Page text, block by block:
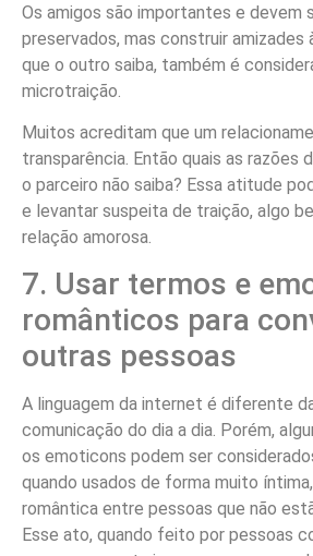
Os amigos são importantes e devem
preservados, mas construir amizades
que o outro saiba, também é
microtraição.
Muitos acreditam que um
transparência. Então quais as razões
o parceiro não saiba? Essa atitude
e levantar suspeita de traição, algo
relação amorosa.
7. Usar termos e
românticos para
outras pessoas
A linguagem da internet é diferente
comunicação do dia a dia. Porém,
os emoticons podem ser
quando usados de forma muito
romântica entre pessoas que não
Esse ato, quando feito por pessoas